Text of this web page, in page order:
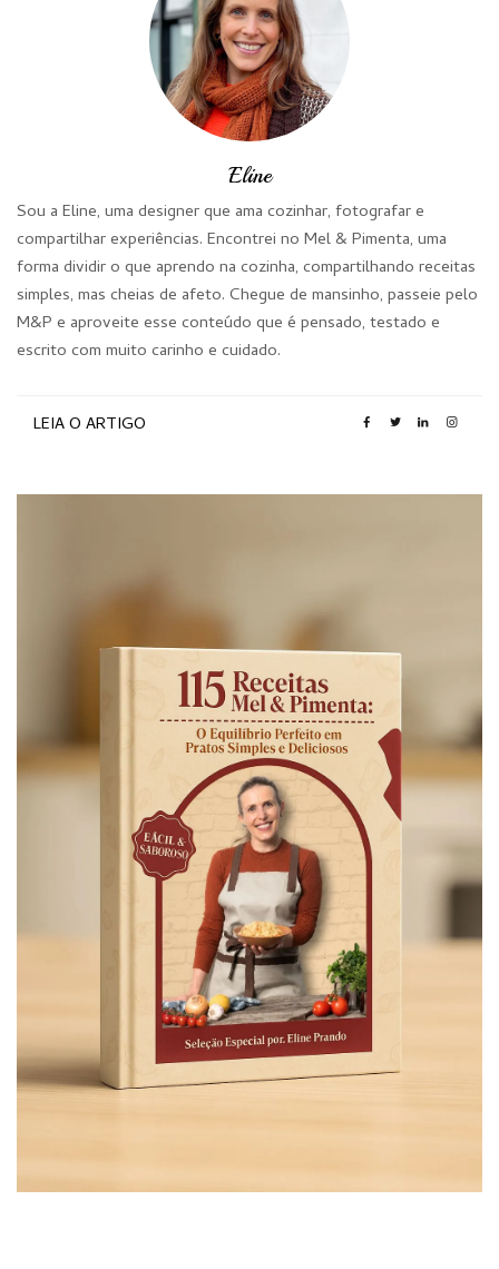
Eline
Sou a Eline, uma designer que ama cozinhar, fotografar e
compartilhar experiências. Encontrei no Mel & Pimenta, uma
forma dividir o que aprendo na cozinha, compartilhando receitas
simples, mas cheias de afeto. Chegue de mansinho, passeie pelo
M&P e aproveite esse conteúdo que é pensado, testado e
escrito com muito carinho e cuidado.
LEIA O ARTIGO